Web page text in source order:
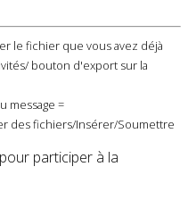
le fichier que vous avez déjà
bouton d'export sur la
message =
des fichiers/Insérer/Soumettre
pour participer à la